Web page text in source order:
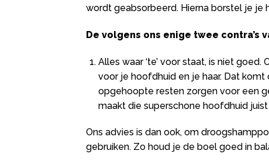
wordt geabsorbeerd. Hierna borstel je je
De volgens ons enige twee contra’s
Alles waar ‘te’ voor staat, is niet
voor je hoofdhuid en je haar. Dat
opgehoopte resten zorgen voor een
maakt die superschone hoofdhuid
Ons advies is dan ook, om
gebruiken. Zo houd je de boel goed in